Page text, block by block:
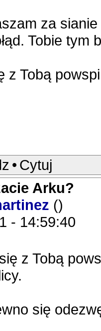
za
Tobie tym
z Tobą
• Cytuj
Arku?
()
- 14:59:40
z Tobą
się